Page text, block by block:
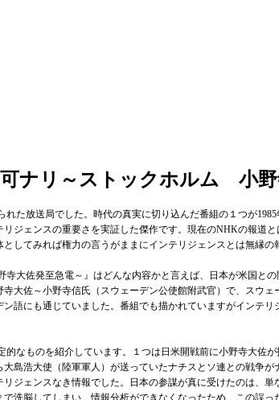
ナリ～ストックホルム 小野
放送局でした。時代の真実に切り込んだ番組の１つが
ジェンスの重要さを実証した傑作です。現在のNHKの報道
してみれば権力の言うがままにインテリジェンスとは無縁
佐発至急電～』はどんな内容かと言えば、日本が米国との
大佐～小野寺信氏（スウェーデン公使館附武官）で、スウ
語にも通じていました。番組でも描かれていますがインテ
ものを紹介しています。１つは日米開戦前に小野寺大佐
島浩大使（陸軍軍人）が送っていたナチスとソ連との戦争
ジェンスなき情報でした。日本の参謀が真に受けたのは、
洗脳してしまい、情報分析ができなくなったため、この誤